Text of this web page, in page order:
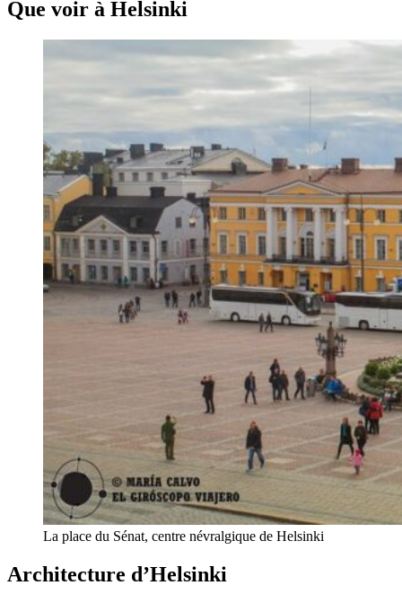
Que voir à Helsinki
La place du Sénat, centre névralgique de Helsinki
Architecture d’Helsinki